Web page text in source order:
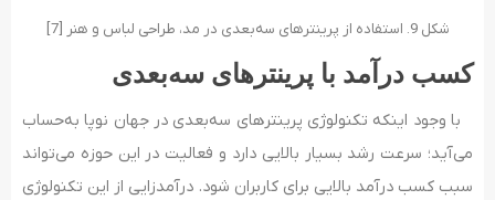
شکل 9. استفاده از پرینترهای سه‌بعدی در مد، طراحی لباس و هنر [7]
کسب درآمد با پرینترهای سه‌بعدی
با وجود اینکه تکنولوژی پرینترهای سه‌بعدی در جهان نوپا به‌حساب
می‌آید؛ سرعت رشد بسیار بالایی دارد و فعالیت در این حوزه می‌تواند
سبب کسب درآمد بالایی برای کاربران شود. درآمدزایی از این تکنولوژی